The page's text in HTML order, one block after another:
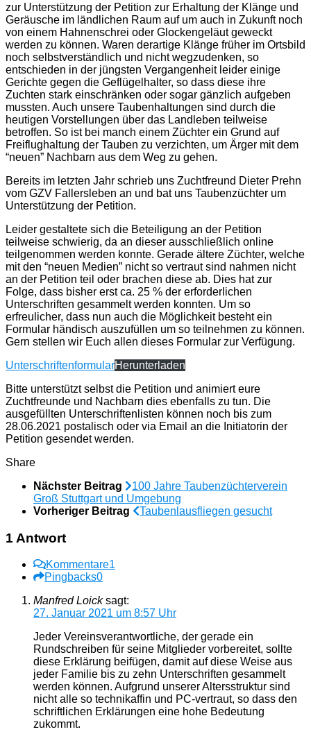
zur Unterstützung der Petition zur Erhaltung der Klänge und
Geräusche im ländlichen Raum auf um auch in Zukunft noch
von einem Hahnenschrei oder Glockengeläut geweckt
werden zu können. Waren derartige Klänge früher im Ortsbild
noch selbstverständlich und nicht wegzudenken, so
entschieden in der jüngsten Vergangenheit leider einige
Gerichte gegen die Geflügelhalter, so dass diese ihre
Zuchten stark einschränken oder sogar gänzlich aufgeben
mussten. Auch unsere Taubenhaltungen sind durch die
heutigen Vorstellungen über das Landleben teilweise
betroffen. So ist bei manch einem Züchter ein Grund auf
Freiflughaltung der Tauben zu verzichten, um Ärger mit dem
“neuen” Nachbarn aus dem Weg zu gehen.
Bereits im letzten Jahr schrieb uns Zuchtfreund Dieter Prehn
vom GZV Fallersleben an und bat uns Taubenzüchter um
Unterstützung der Petition.
Leider gestaltete sich die Beteiligung an der Petition
teilweise schwierig, da an dieser ausschließlich online
teilgenommen werden konnte. Gerade ältere Züchter, welche
mit den “neuen Medien” nicht so vertraut sind nahmen nicht
an der Petition teil oder brachen diese ab. Dies hat zur
Folge, dass bisher erst ca. 25 % der erforderlichen
Unterschriften gesammelt werden konnten. Um so
erfreulicher, dass nun auch die Möglichkeit besteht ein
Formular händisch auszufüllen um so teilnehmen zu können.
Gern stellen wir Euch allen dieses Formular zur Verfügung.
UnterschriftenformularHerunterladen
Bitte unterstützt selbst die Petition und animiert eure
Zuchtfreunde und Nachbarn dies ebenfalls zu tun. Die
ausgefüllten Unterschriftenlisten können noch bis zum
28.06.2021 postalisch oder via Email an die Initiatorin der
Petition gesendet werden.
Share
Nächster Beitrag
100 Jahre Taubenzüchterverein
Groß Stuttgart und Umgebung
Vorheriger Beitrag
Taubenlausfliegen gesucht
1 Antwort
Kommentare1
Pingbacks0
Manfred Loick sagt:
27. Januar 2021 um 8:57 Uhr
Jeder Vereinsverantwortliche, der gerade ein
Rundschreiben für seine Mitglieder vorbereitet, sollte
diese Erklärung beifügen, damit auf diese Weise aus
jeder Familie bis zu zehn Unterschriften gesammelt
werden können. Aufgrund unserer Altersstruktur sind
nicht alle so technikaffin und PC-vertraut, so dass den
schriftlichen Erklärungen eine hohe Bedeutung
zukommt.